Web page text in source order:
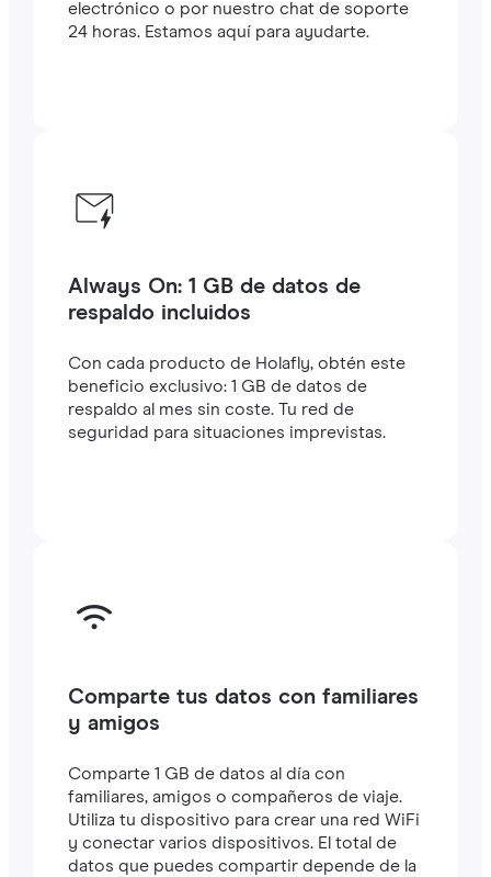
electrónico o por nuestro chat de soporte
24 horas. Estamos aquí para ayudarte.
Always On: 1 GB de datos de
respaldo incluidos
Con cada producto de Holafly, obtén este
beneficio exclusivo: 1 GB de datos de
respaldo al mes sin coste. Tu red de
seguridad para situaciones imprevistas.
Comparte tus datos con familiares
y amigos
Comparte 1 GB de datos al día con
familiares, amigos o compañeros de viaje.
Utiliza tu dispositivo para crear una red WiFi
y conectar varios dispositivos. El total de
datos que puedes compartir depende de la